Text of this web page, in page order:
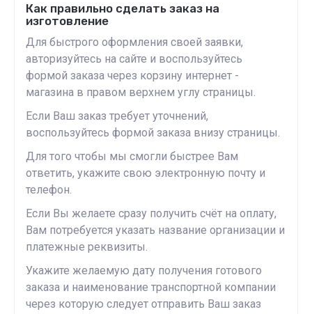
Как правильно сделать заказ на
изготовление
Для быстрого оформления своей заявки,
авторизуйтесь на сайте и воспользуйтесь
формой заказа через корзину интернет -
магазина в правом верхнем углу страницы.
Если Ваш заказ требует уточнений,
воспользуйтесь формой заказа внизу страницы.
Для того чтобы мы смогли быстрее Вам
ответить, укажите свою электронную почту и
телефон.
Если Вы желаете сразу получить счёт на оплату,
Вам потребуется указать название организации и
платежные реквизиты.
Укажите желаемую дату получения готового
заказа и наименование транспортной компании
через которую следует отправить Ваш заказ